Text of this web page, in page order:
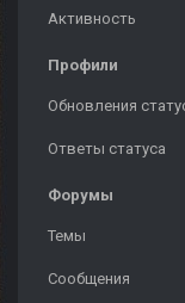
Активность
Профили
Обновления
Ответы статуса
Форумы
Темы
Сообщения